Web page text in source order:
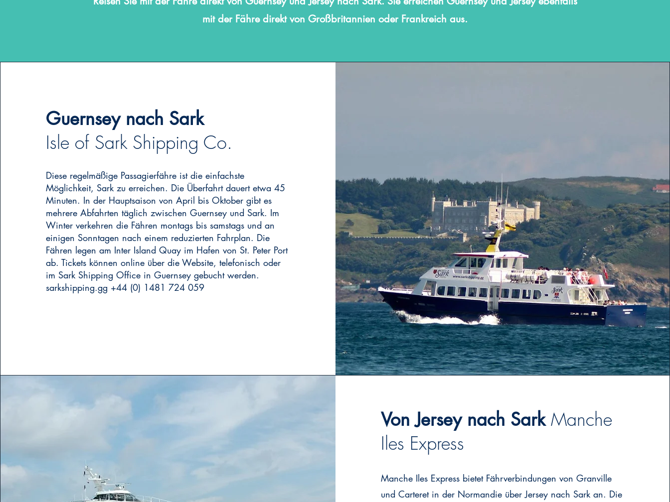
mit der Fähre direkt von Großbritannien oder Frankreich aus.
Guernsey nach Sark
Isle of Sark Shipping Co.
Diese regelmäßige Passagierfähre ist die einfachste
Möglichkeit, Sark zu erreichen. Die Überfahrt dauert etwa 45
Minuten. In der Hauptsaison von April bis Oktober gibt es
mehrere Abfahrten täglich zwischen Guernsey und Sark. Im
Winter verkehren die Fähren montags bis samstags und an
einigen Sonntagen nach einem reduzierten Fahrplan. Die
Fähren legen am Inter Island Quay im Hafen von St. Peter Port
ab. Tickets können online über die Website, telefonisch oder
im Sark Shipping Office in Guernsey gebucht werden.
sarkshipping.gg +44 (0) 1481 724 059
Von Jersey nach SarkManche
Iles Express
Manche Iles Express bietet Fährverbindungen von Granville
und Carteret in der Normandie über Jersey nach Sark an. Die